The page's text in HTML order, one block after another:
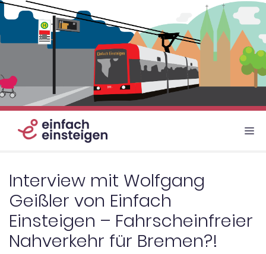
Zum
Inhalt
springen
Interview mit Wolfgang
Geißler von Einfach
Einsteigen – Fahrscheinfreier
Nahverkehr für Bremen?!